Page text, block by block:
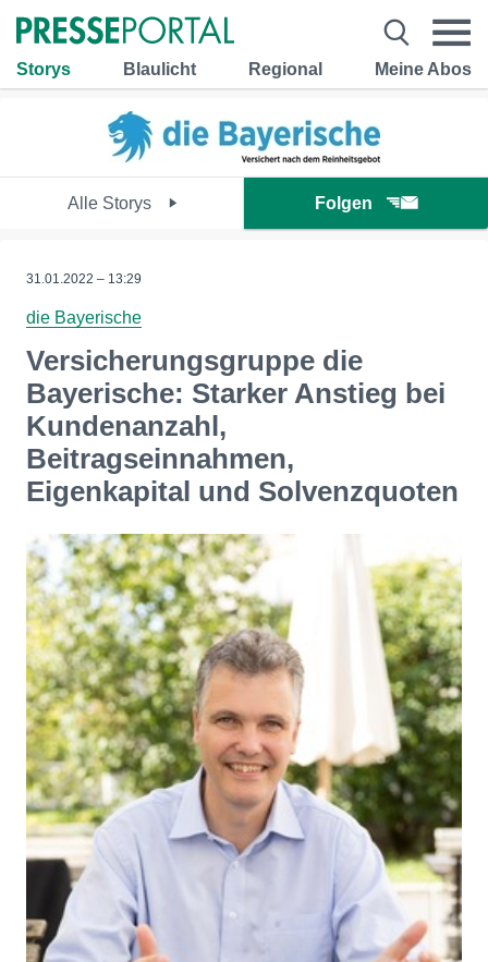
Storys Blaulicht Regional Meine Abos
Alle Storys Folgen
31.01.2022 – 13:29
die Bayerische
Versicherungsgruppe die
Bayerische: Starker Anstieg bei
Kundenanzahl,
Beitragseinnahmen,
Eigenkapital und Solvenzquoten